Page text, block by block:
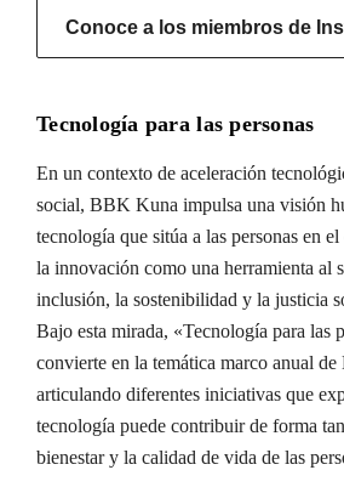
Conoce a los miembros de
Tecnología para las personas
En un contexto de aceleración
social, BBK Kuna impulsa una visión
tecnología que sitúa a las personas en
la innovación como una herramienta al
inclusión, la sostenibilidad y la justicia
Bajo esta mirada, «Tecnología para las
convierte en la temática marco anual
articulando diferentes iniciativas que
tecnología puede contribuir de forma
bienestar y la calidad de vida de las